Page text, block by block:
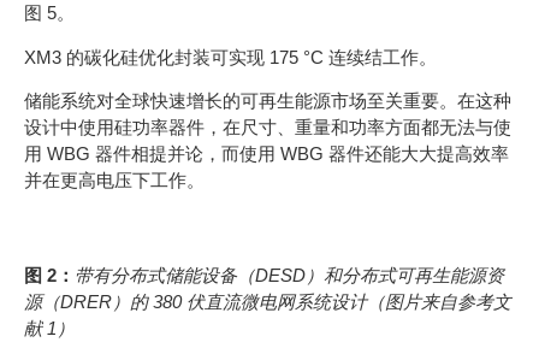
图 5。
XM3 的碳化硅优化封装可实现 175 °C 连续结工作。
储能系统对全球快速增长的可再生能源市场至关重要。在这种
设计中使用硅功率器件，在尺寸、重量和功率方面都无法与使
用 WBG 器件相提并论，而使用 WBG 器件还能大大提高效率
并在更高电压下工作。
图 2： 带有分布式储能设备（DESD）和分布式可再生能源资
源（DRER）的 380 伏直流微电网系统设计（图片来自参考文
献 1）